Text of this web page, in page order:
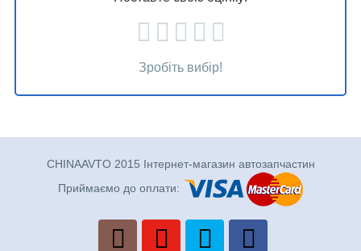
Зробіть вибір!
CHINAAVTO 2015 Інтернет-магазин автозапчастин
Приймаємо до оплати: